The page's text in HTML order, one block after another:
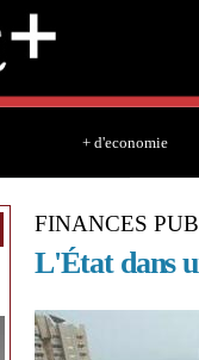
+ d'economie
FINANCES
L'État dans